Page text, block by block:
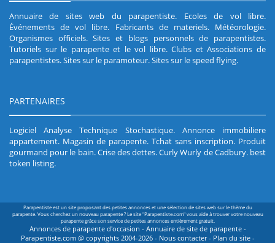
Annuaire de sites web du parapentiste. Ecoles de vol libre.
Événements de vol libre. Fabricants de materiels. Météorologie.
Organismes officiels.Sites et blogs personnels de parapentistes.
Tutoriels sur le parapente et le vol libre.Clubs et Associations de
parapentistes.Sites sur le paramoteur.Sites sur le speed flying.
PARTENAIRES
Logiciel Analyse Technique Stochastique. Annonce immobiliere
appartement. Magasin de parapente. Tchat sans inscription. Produit
gourmand pour le bain.Crise des dettes.Curly Wurly de Cadbury. best
token listing.
Parapentiste est un site proposant des petites annonces et une sélection de sites web sur le thème du
parapente. Vous cherchez un nouveau parapente ? Le site "Parapentiste.com" vous aide à trouver votre nouveau
parapente grâce son service de petites annonces entièrement gratuit.
Annonces de parapente d'occasion - Annuaire de site de parapente -
Parapentiste.com @ copyrights 2004-2026 - Nous contacter- Plan du site-